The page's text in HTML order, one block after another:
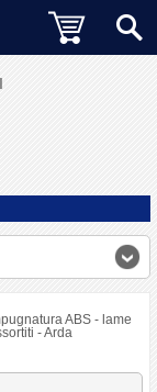
ABS - lame
- Arda